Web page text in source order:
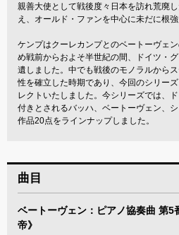
親善大使として戦後度々日本を訪れ荒廃
え、オールド・ファンを中心に未だに根
ケンプはクーレカンプとのベートーヴェ
め戦前からおよそ半世紀の間、ドイツ・
遺しました。中でも戦後のモノラルから
性を確立した時期であり、今回のシリー
レクトいたしました。今シリーズでは、
付きとされるバッハ、ベートーヴェン、
作品20点をラインナップしました。
曲目
ベートーヴェン：ピアノ協奏曲 第5
帝》